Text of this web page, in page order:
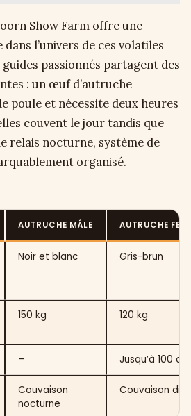
Show Farm offre une
l’univers de ces volatiles
passionnés partagent des
: un œuf d’autruche
poule et nécessite deux heures
couvent le jour tandis que
relais nocturne, système de
organisé.
AUTRUCHE MÂLE AUTRUCHE
Noir et blanc Gris-brun
150 kg 120 kg
– Jusqu’à 100
Couvaison
nocturne
Couvaison